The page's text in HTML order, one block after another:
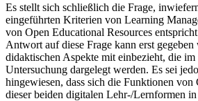
Es stellt sich schließlich die Frage,
eingeführten Kriterien von Learning
von Open Educational Resources
Antwort auf diese Frage kann erst
didaktischen Aspekte mit einbezieht, die
Untersuchung dargelegt werden. Es sei
hingewiesen, dass sich die Funktionen
dieser beiden digitalen Lehr-/Lernformen